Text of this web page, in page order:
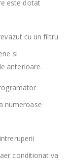
este dotat
cu un filtru
si
anterioare.
numeroase
conditionat va